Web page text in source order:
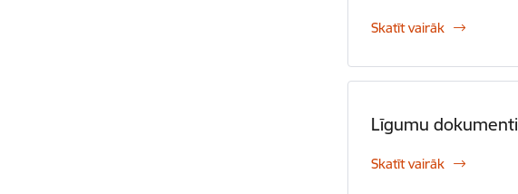
Skatīt vairāk
Līgumu dokumenti
Skatīt vairāk